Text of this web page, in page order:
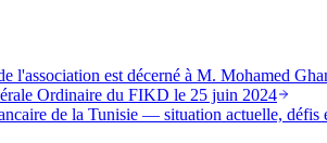
l'association est décerné à M. Mohamed
Ordinaire du FIKD le 25 juin 2024
de la Tunisie — situation actuelle, défis